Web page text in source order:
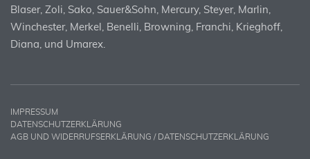
Blaser, Zoli, Sako, Sauer&Sohn, Mercury, Steyer, Marlin,
Winchester, Merkel, Benelli, Browning, Franchi, Krieghoff,
Diana, und Umarex.
IMPRESSUM
DATENSCHUTZERKLÄRUNG
AGB UND WIDERRUFSERKLÄRUNG / DATENSCHUTZERKLÄRUNG